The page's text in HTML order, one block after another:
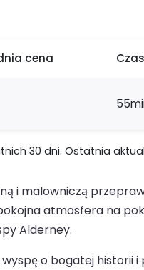
cena
30 dni. Ostatnia
i malowniczą
atmosfera na
Alderney.
o bogatej